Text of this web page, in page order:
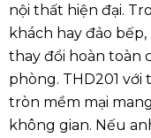
nội thất hiện đại.
khách hay đảo
thay đổi hoàn toàn
phòng. THD201
tròn mềm mại
không gian. Nếu